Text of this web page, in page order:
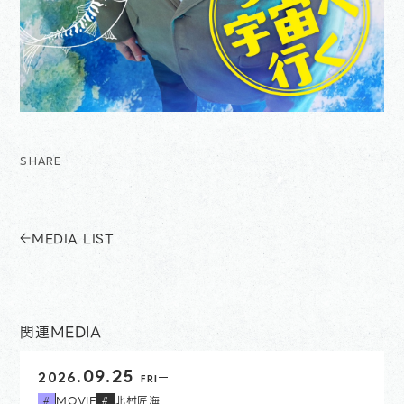
SHARE
MEDIA LIST
関連MEDIA
開始日
2026. 09.25 FRI